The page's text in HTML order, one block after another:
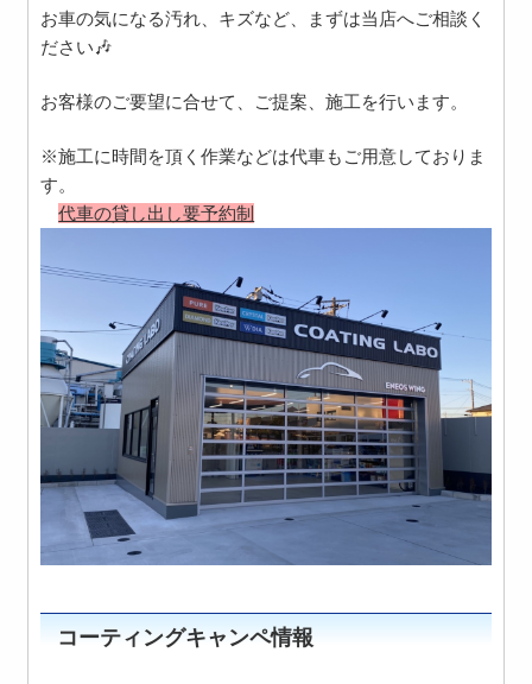
お車の気になる汚れ、キズなど、まずは当店へご相談く
ださい🎶
お客様のご要望に合せて、ご提案、施工を行います。
※施工に時間を頂く作業などは代車もご用意しておりま
す。
代車の貸し出し要予約制
コーティングキャンペ情報